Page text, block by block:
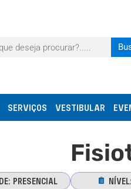
SERVIÇOS VESTIBULAR
PRESENCIAL NÍVEL: